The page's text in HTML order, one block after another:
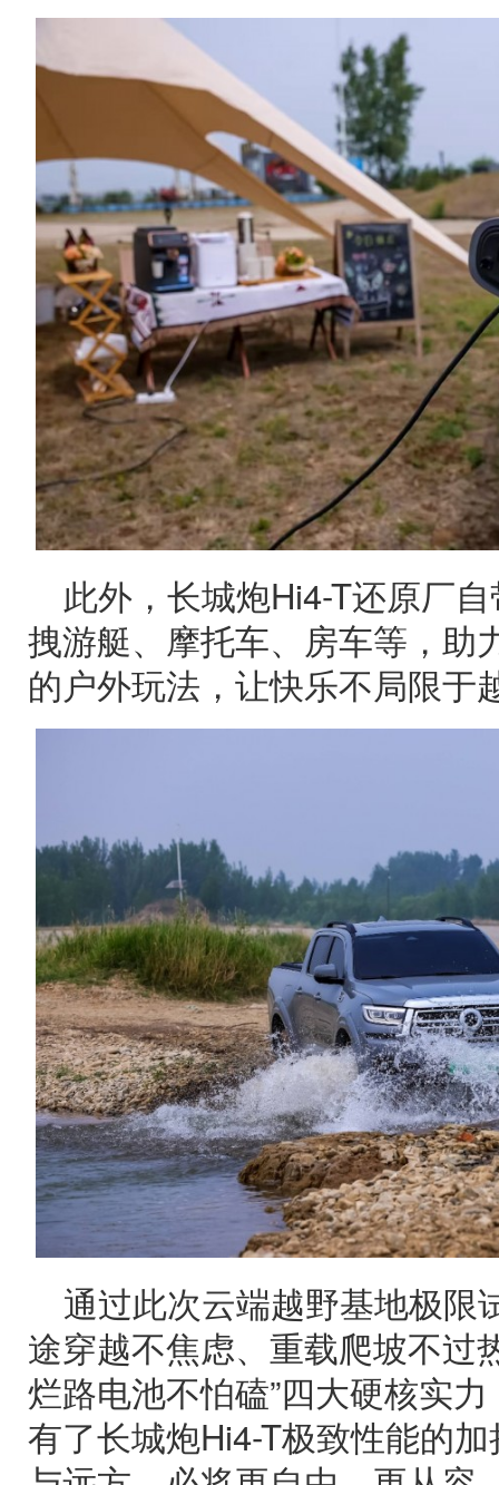
此外，长城炮Hi4-T还原厂
拽游艇、摩托车、房车等，助
的户外玩法，让快乐不局限于
通过此次云端越野基地极限
途穿越不焦虑、重载爬坡不过
烂路电池不怕磕”四大硬核实
有了长城炮Hi4-T极致性能的